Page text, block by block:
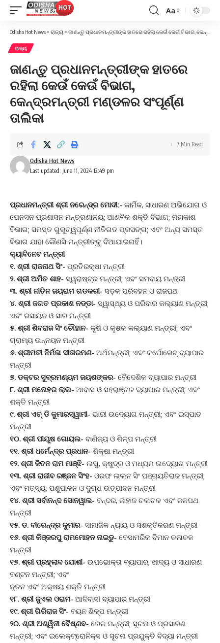
Font
Resizer
Aa
Odisha Hot News > ରାଜ୍ୟ > ଜାଣନ୍ତୁ ପ୍ରଧାନମନ୍ତ୍ରୀଙ୍କ ହାତରେ ରହିଲା କେଉଁ କେଉଁ ବିଭାଗ, କେନ୍ଦ୍ରମନ୍ତ୍ରୀ ମଣ୍ଡଳର ସଂପୂର୍ଣ୍ଣ ତାଲିକା
ରାଜ୍ୟ
ଜାଣନ୍ତୁ ପ୍ରଧାନମନ୍ତ୍ରୀଙ୍କ ହାତରେ
ରହିଲା କେଉଁ କେଉଁ ବିଭାଗ,
କେନ୍ଦ୍ରମନ୍ତ୍ରୀ ମଣ୍ଡଳର ସଂପୂର୍ଣ୍ଣ
ତାଲିକା
Last updated: June 11, 2024 12:49 pm
Odisha Hot News
7 Min Read
ପ୍ରଧାନମନ୍ତ୍ରୀ ଶ୍ରୀ ନରେନ୍ଦ୍ର ମୋଦୀ:- କାର୍ମିକ, ସାଧାରଣ ଅଭିଯୋଗ ଓ
ପେନସନ ପ୍ରଶାସନ ମନ୍ତ୍ରଣାଳୟ; ଆଣବିକ ଶକ୍ତି ବିଭାଗ; ମହାକାଶ
ବିଭାଗ; ସମସ୍ତ ଗୁରୁତ୍ୱପୂର୍ଣ୍ଣ ନୀତିଗତ ପ୍ରସଙ୍ଗ; ଏବଂ ଅନ୍ୟ ସମସ୍ତ
ବିଭାଗ ଯାହା କୌଣସି ମନ୍ତ୍ରୀଙ୍କୁ ଦିଆଯାଇନାହିଁ।
କ୍ୟାବିନେଟ ମନ୍ତ୍ରୀ
୧. ଶ୍ରୀ ରାଜନାଥ ସିଂ- ପ୍ରତିରକ୍ଷା ମନ୍ତ୍ରୀ
୨. ଶ୍ରୀ ଅମିତ ଶାହ- ସ୍ୱରାଷ୍ଟ୍ର ମନ୍ତ୍ରୀ; ଏବଂ ସମବାୟ ମନ୍ତ୍ରୀ
୩. ଶ୍ରୀ ନୀତିନ ଜୟରାମ ଗଡକରୀ- ସଡ଼କ ପରିବହନ ଓ ରାଜପଥ
୪. ଶ୍ରୀ ଜଗତ ପ୍ରକାଶ ନଡ୍ଡା- ସ୍ୱାସ୍ଥ୍ୟ ଓ ପରିବାର କଲ୍ୟାଣ ମନ୍ତ୍ରୀ;
ଏବଂ ରସାୟନ ଓ ସାର ମନ୍ତ୍ରୀ
୫. ଶ୍ରୀ ଶିବରାଜ ସିଂ ଚୌହାନ- କୃଷି ଓ କୃଷକ କଲ୍ୟାଣ ମନ୍ତ୍ରୀ; ଏବଂ
ଗ୍ରାମ୍ୟ ଉନ୍ନୟନ ମନ୍ତ୍ରୀ
୬. ଶ୍ରୀମତୀ ନିର୍ମଳା ସୀତାରମଣ- ଅର୍ଥମନ୍ତ୍ରୀ; ଏବଂ କର୍ପୋରେଟ୍ ବ୍ୟାପାର
ମନ୍ତ୍ରୀ
୭. ଡକ୍ଟର ସୁବ୍ରମଣ୍ୟମ ଜୟଶଙ୍କର- ବୈଦେଶିକ ବ୍ୟାପାର ମନ୍ତ୍ରୀ
୮. ଶ୍ରୀ ମନୋହର ଲାଲ- ଆବାସ ଓ ସହରାଞ୍ଚଳ ବ୍ୟାପାର ମନ୍ତ୍ରୀ; ଏବଂ
ଶକ୍ତି ମନ୍ତ୍ରୀ
୯. ଶ୍ରୀ ଏଚ୍ ଡି କୁମାରସ୍ୱାମୀ- ଭାରୀ ଉଦ୍ୟୋଗ ମନ୍ତ୍ରୀ; ଏବଂ ଇସ୍ପାତ
ମନ୍ତ୍ରୀ
୧୦. ଶ୍ରୀ ପୀୟୂଷ ଗୋୟଲ- ବାଣିଜ୍ୟ ଓ ଶିଳ୍ପ ମନ୍ତ୍ରୀ
୧୧. ଶ୍ରୀ ଧର୍ମେନ୍ଦ୍ର ପ୍ରଧାନ- ଶିକ୍ଷା ମନ୍ତ୍ରୀ
୧୨. ଶ୍ରୀ ଜିତନ ରାମ ମାଞ୍ଝି- ଲଘୁ, କ୍ଷୁଦ୍ର ଓ ମଧ୍ୟମ ଉଦ୍ୟୋଗ ମନ୍ତ୍ରୀ
୧୩. ଶ୍ରୀ ରାଜୀବ ରଞ୍ଜନ ସିଂହ- ଓରଫ ଲଲନ ସିଂ ପଞ୍ଚାୟତିରାଜ ମନ୍ତ୍ରୀ;
ଏବଂ ମତ୍ସ୍ୟ, ପଶୁପାଳନ ଓ ଦୁଗ୍ଧ ଉତ୍ପାଦନ ମନ୍ତ୍ରୀ
୧୪. ଶ୍ରୀ ସର୍ବାନନ୍ଦ ସୋନୱାଲ- ବନ୍ଦର, ଜାହାଜ ଚଳାଚଳ ଏବଂ ଜଳପଥ
ମନ୍ତ୍ରୀ
୧୫. ଡ. ବୀରେନ୍ଦ୍ର କୁମାର- ସାମାଜିକ ନ୍ୟାୟ ଓ ସଶକ୍ତିକରଣ ମନ୍ତ୍ରୀ
୧୬. ଶ୍ରୀ କିଞ୍ଜରପୁ ରାମମୋହନ ନାଇଡୁ- ବେସାମରିକ ବିମାନ ଚଳାଚଳ
ମନ୍ତ୍ରୀ
୧୭. ଶ୍ରୀ ପ୍ରହ୍ଲାଦ ଯୋଶୀ- ଉପଭୋକ୍ତା ବ୍ୟାପାର, ଖାଦ୍ୟ ଓ ସାଧାରଣ
ବଣ୍ଟନ ମନ୍ତ୍ରୀ; ଏବଂ
ନୂତନ ଏବଂ ଅକ୍ଷୟ ଶକ୍ତି ମନ୍ତ୍ରୀ
୧୮. ଶ୍ରୀ ଜୁଏଲ ଓରାମ- ଆଦିବାସୀ ବ୍ୟାପାର ମନ୍ତ୍ରୀ
୧୯. ଶ୍ରୀ ଗିରିରାଜ ସିଂ- ବୟନ ଶିଳ୍ପ ମନ୍ତ୍ରୀ
୨୦. ଶ୍ରୀ ଅଶ୍ୱିନୀ ବୈଷ୍ଣବ- ରେଳ ମନ୍ତ୍ରୀ; ସୂଚନା ଓ ପ୍ରସାରଣ
ମନ୍ତ୍ରୀ; ଏବଂ ଇଲେକ୍ଟ୍ରୋନିକ୍ସ ଓ ସୂଚନା ପ୍ରଯୁକ୍ତି ବିଦ୍ୟା ମନ୍ତ୍ରୀ